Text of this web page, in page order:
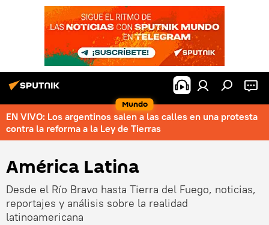
Mundo
EN VIVO: Los argentinos salen a las calles en una protesta
contra la reforma a la Ley de Tierras
América Latina
Desde el Río Bravo hasta Tierra del Fuego, noticias,
reportajes y análisis sobre la realidad
latinoamericana